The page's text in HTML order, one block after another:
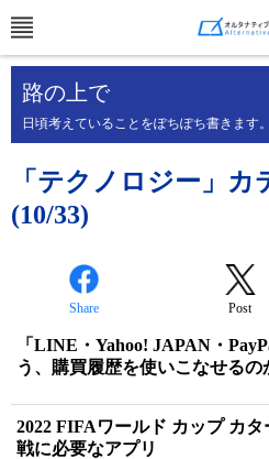
路の上で
日頃考えていることをぽちぽち書きます。
「テクノロジー」
(10/33)
Share Post
「LINE・Yahoo! JAPAN・
う、購買履歴を使いこなせるの
2022 FIFAワールド カップ カ
戦に必要なアプリ